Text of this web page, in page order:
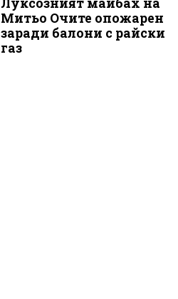
Митьо Очите опожарен
заради балони с райски
газ